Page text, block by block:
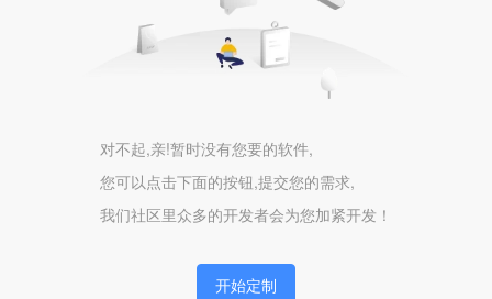
对不起,亲!暂时没有您要的软件,
您可以点击下面的按钮,提交您的需求,
我们社区里众多的开发者会为您加紧开发！
开始定制